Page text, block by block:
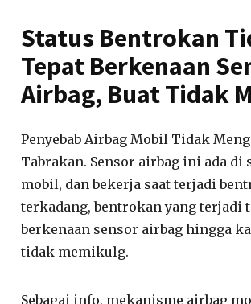
Status Bentrokan
Tepat Berkenaan
Airbag, Buat Tidak
Penyebab Airbag Mobil Tidak
Tabrakan. Sensor airbag ini ada di
mobil, dan bekerja saat terjadi
terkadang, bentrokan yang terjadi
berkenaan sensor airbag hingga
tidak memikulg.
Sebagai info, mekanisme airbag